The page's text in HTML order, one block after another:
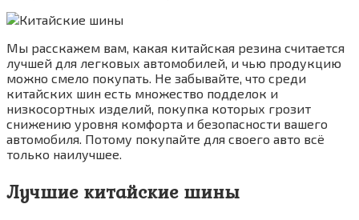
Мы расскажем вам, какая китайская резина считается
лучшей для легковых автомобилей, и чью продукцию
можно смело покупать. Не забывайте, что среди
китайских шин есть множество подделок и
низкосортных изделий, покупка которых грозит
снижению уровня комфорта и безопасности вашего
автомобиля. Потому покупайте для своего авто всё
только наилучшее.
Лучшие китайские шины